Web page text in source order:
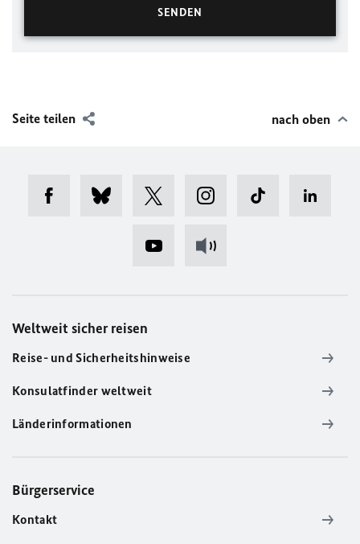
Seite teilen nach oben
Weltweit sicher reisen
Reise- und Sicherheitshinweise
Konsulatfinder weltweit
Länderinformationen
Bürgerservice
Kontakt